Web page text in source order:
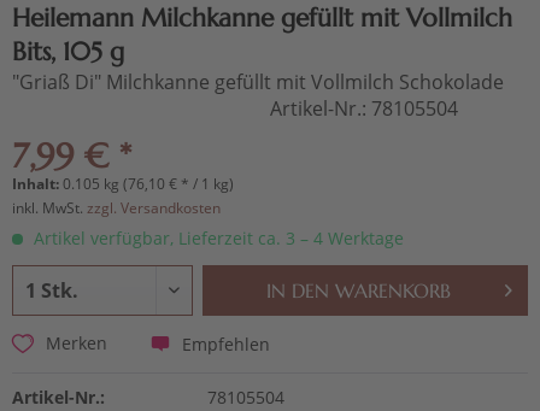
Heilemann Milchkanne gefüllt mit Vollmilch
Bits, 105 g
"Griaß Di" Milchkanne gefüllt mit Vollmilch Schokolade
Artikel-Nr.: 78105504
7,99 € *
Inhalt:0.105 kg (76,10 € * / 1 kg)
inkl. MwSt. zzgl. Versandkosten
Artikel verfügbar, Lieferzeit ca. 3 – 4 Werktage
IN DEN WARENKORB
Merken Empfehlen
Artikel-Nr.: 78105504